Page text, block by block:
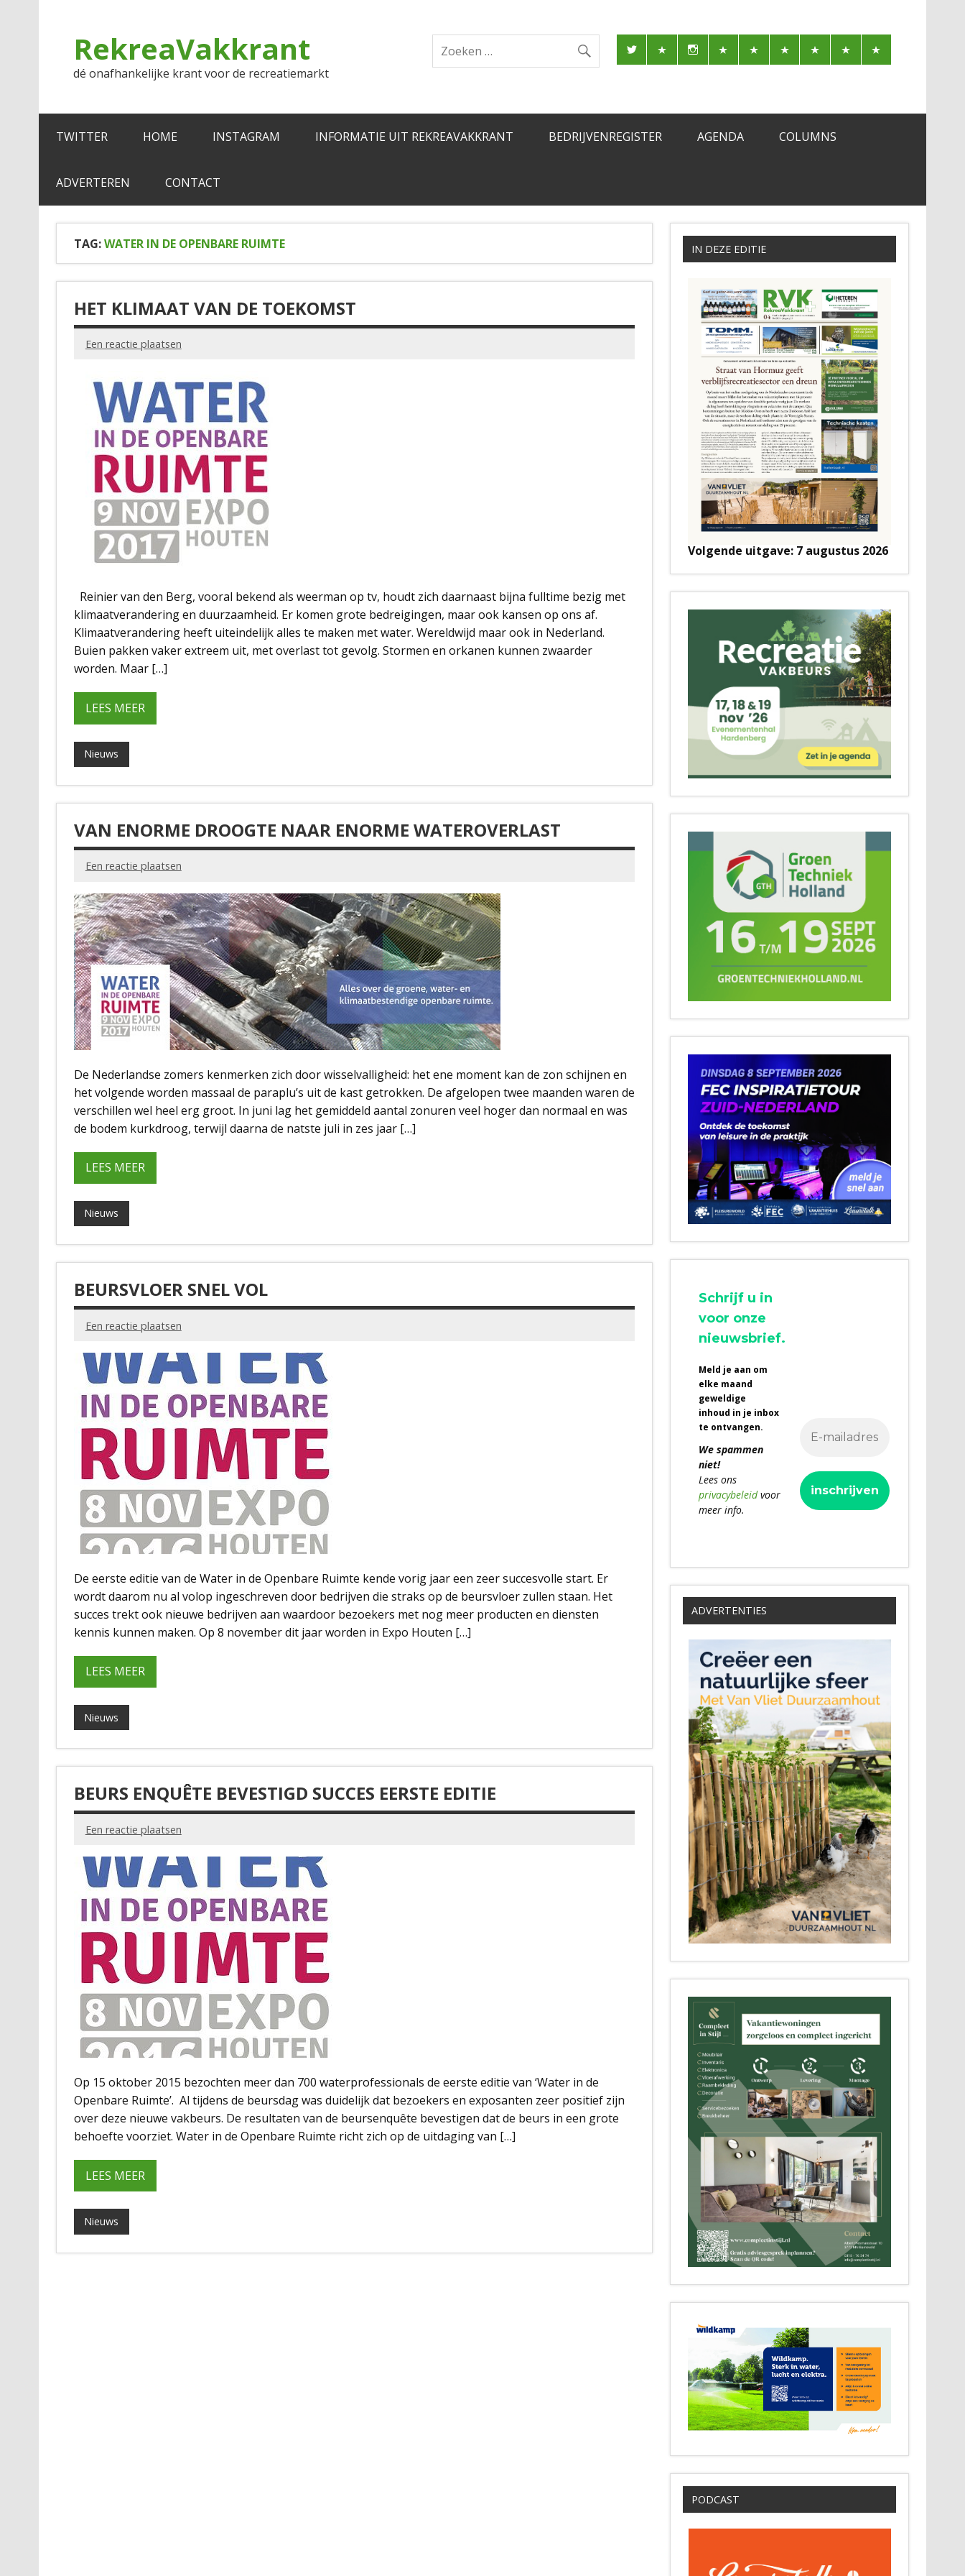
RekreaVakkrant
dé onafhankelijke krant voor de recreatiemarkt
TWITTER HOME INSTAGRAM INFORMATIE UIT REKREAVAKKRANT BEDRIJVENREGISTER AGENDA COLUMNS
ADVERTEREN CONTACT
TAG:WATER IN DE OPENBARE RUIMTE
HET KLIMAAT VAN DE TOEKOMST
Een reactie plaatsen
Reinier van den Berg, vooral bekend als weerman op tv, houdt zich daarnaast bijna fulltime bezig met
klimaatverandering en duurzaamheid. Er komen grote bedreigingen, maar ook kansen op ons af.
Klimaatverandering heeft uiteindelijk alles te maken met water. Wereldwijd maar ook in Nederland.
Buien pakken vaker extreem uit, met overlast tot gevolg. Stormen en orkanen kunnen zwaarder
worden. Maar […]
LEES MEER
Nieuws
VAN ENORME DROOGTE NAAR ENORME WATEROVERLAST
Een reactie plaatsen
De Nederlandse zomers kenmerken zich door wisselvalligheid: het ene moment kan de zon schijnen en
het volgende worden massaal de paraplu’s uit de kast getrokken. De afgelopen twee maanden waren de
verschillen wel heel erg groot. In juni lag het gemiddeld aantal zonuren veel hoger dan normaal en was
de bodem kurkdroog, terwijl daarna de natste juli in zes jaar […]
LEES MEER
Nieuws
BEURSVLOER SNEL VOL
Een reactie plaatsen
De eerste editie van de Water in de Openbare Ruimte kende vorig jaar een zeer succesvolle start. Er
wordt daarom nu al volop ingeschreven door bedrijven die straks op de beursvloer zullen staan. Het
succes trekt ook nieuwe bedrijven aan waardoor bezoekers met nog meer producten en diensten
kennis kunnen maken. Op 8 november dit jaar worden in Expo Houten […]
LEES MEER
Nieuws
BEURS ENQUÊTE BEVESTIGD SUCCES EERSTE EDITIE
Een reactie plaatsen
Op 15 oktober 2015 bezochten meer dan 700 waterprofessionals de eerste editie van ‘Water in de
Openbare Ruimte’. Al tijdens de beursdag was duidelijk dat bezoekers en exposanten zeer positief zijn
over deze nieuwe vakbeurs. De resultaten van de beursenquête bevestigen dat de beurs in een grote
behoefte voorziet. Water in de Openbare Ruimte richt zich op de uitdaging van […]
LEES MEER
Nieuws
IN DEZE EDITIE
Volgende uitgave: 7 augustus 2026
Schrijf u in
voor onze
nieuwsbrief.
Meld je aan om
elke maand
geweldige
inhoud in je inbox
te ontvangen.
We spammen
niet!
Lees ons
privacybeleidvoor
meer info.
ADVERTENTIES
PODCAST